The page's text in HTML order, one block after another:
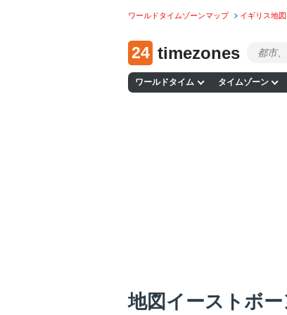
ワールドタイムゾーンマップ イギリス地図
24 timezones
ワールドタイム タイムゾーン
地図イーストボー